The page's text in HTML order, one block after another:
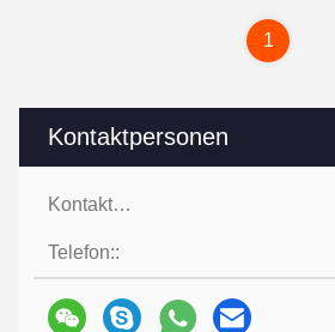
Kontaktpersonen
Kontaktpersonen:
Telefon::
1